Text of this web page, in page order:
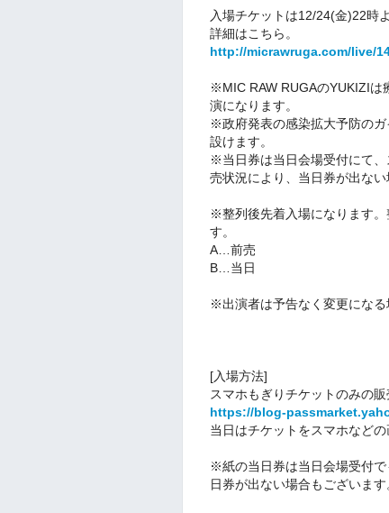
入場チケットは12/24(金)22時
詳細はこちら。
http://micrawruga.com/live/
※MIC RAW RUGAのYUKIZIは
演になります。
※政府発表の感染拡大予防の
設けます。
※当日券は当日会場受付にて
売状況により、当日券が出ない
※整列後先着入場になります。
す。
A…前売
B…当日
※出演者は予告なく変更になる
[入場方法]
スマホもぎりチケットのみの販
https://blog-
当日はチケットをスマホなど
※紙の当日券は当日会場受付
日券が出ない場合もございます